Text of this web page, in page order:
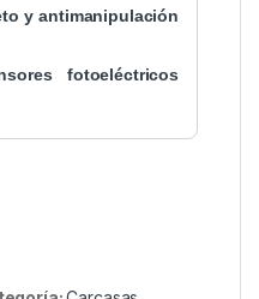
y antimanipulación
fotoeléctricos